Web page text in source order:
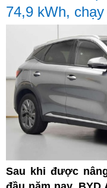
74,9 kWh,
Sau khi được